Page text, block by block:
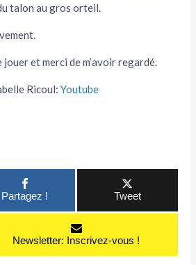
talon au gros orteil.
et merci de m’avoir regardé.
Ricoul:Youtube
Partagez ! Tweet
Newsletter: Inscrivez-vous !